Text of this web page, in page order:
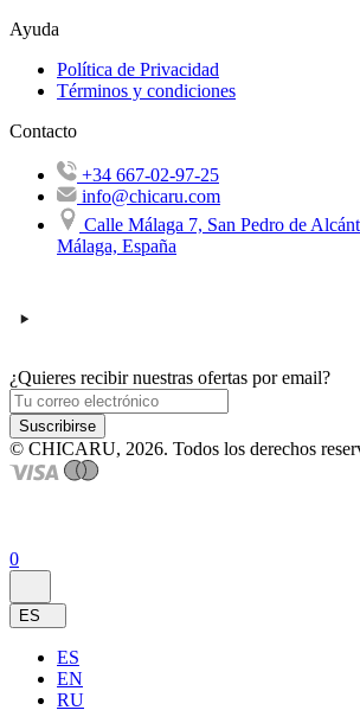
Ayuda
Política de Privacidad
Términos y condiciones
Contacto
+34 667-02-97-25
info@chicaru.com
Calle Málaga 7, San Pedro de
Málaga, España
¿Quieres recibir nuestras ofertas por email?
Suscribirse
© CHICARU, 2026. Todos los derechos
0
ES
ES
EN
RU